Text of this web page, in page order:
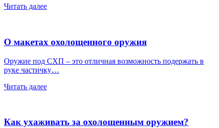
Читать далее
О макетах охолощенного оружия
Оружие под СХП – это отличная возможность подержать в
руке частичку…
Читать далее
Как ухаживать за охолощенным оружием?